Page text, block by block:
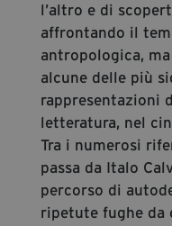
l’altro e di
affrontando il
antropologica,
alcune delle più
rappresentazioni
letteratura, nel
Tra i numerosi
passa da Italo
percorso di
ripetute fughe da